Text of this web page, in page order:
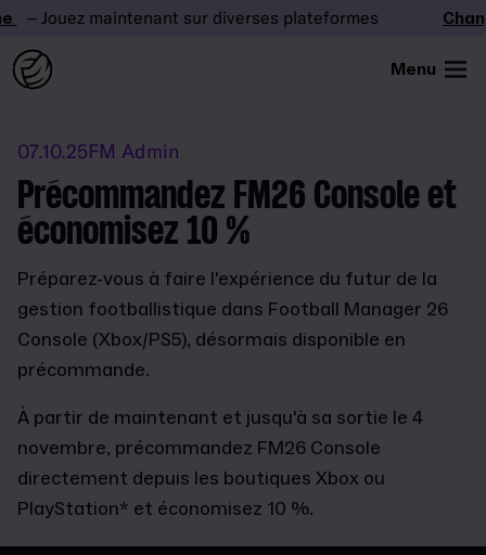
– Jouez maintenant sur diverses plateformes
Menu
07.10.25FM Admin
Précommandez FM26 Console et
économisez 10 %
Préparez-vous à faire l'expérience du futur de la
gestion footballistique dans Football Manager 26
Console (Xbox/PS5), désormais disponible en
précommande.
À partir de maintenant et jusqu'à sa sortie le 4
novembre, précommandez FM26 Console
directement depuis les boutiques Xbox ou
PlayStation* et économisez 10 %.